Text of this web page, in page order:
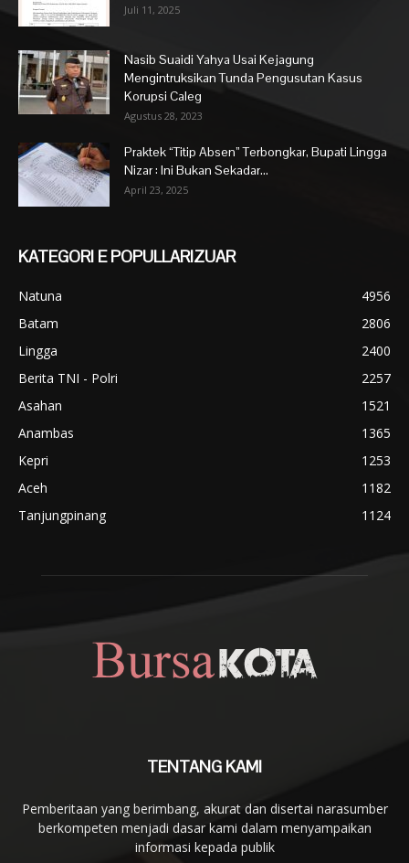
Juli 11, 2025
Nasib Suaidi Yahya Usai Kejagung
Mengintruksikan Tunda Pengusutan Kasus
Korupsi Caleg
Agustus 28, 2023
Praktek “Titip Absen” Terbongkar, Bupati Lingga
Nizar : Ini Bukan Sekadar...
April 23, 2025
KATEGORI E POPULLARIZUAR
Natuna
4956
Batam
2806
Lingga
2400
Berita TNI - Polri
2257
Asahan
1521
Anambas
1365
Kepri
1253
Aceh
1182
Tanjungpinang
1124
TENTANG KAMI
Pemberitaan yang berimbang, akurat dan disertai narasumber
berkompeten menjadi dasar kami dalam menyampaikan
informasi kepada publik